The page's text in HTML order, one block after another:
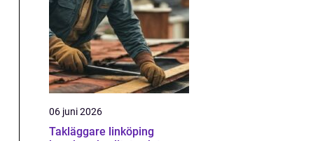
06 juni 2026
Takläggare linköping